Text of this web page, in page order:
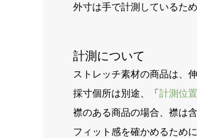
外寸は手で計測しているた
計測について
ストレッチ素材の商品は、
採寸個所は別途、「 計測位置
襟のある商品の場合、襟は含
フィット感を確かめるため